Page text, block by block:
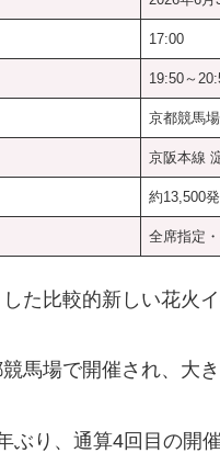
17:00
19:50～
京都競馬場
京阪本線
約13,500発
全席指定
た比較的新しい花火イ
馬場で開催され、大
り、通算4回目の開催